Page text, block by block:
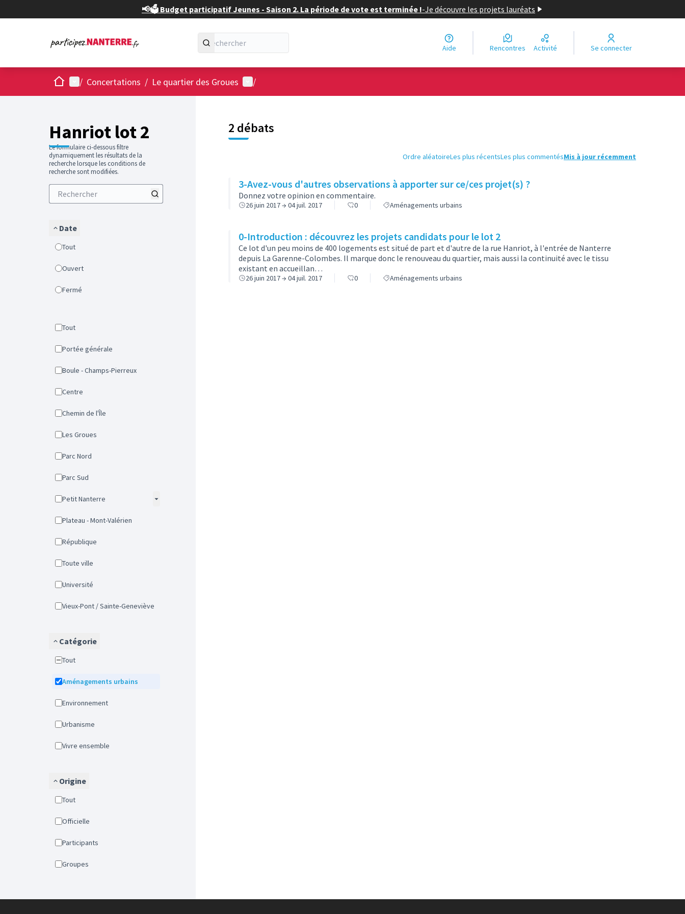
📢🗳️ Budget participatif Jeunes - Saison 2. La période de vote est terminée !-Je découvre les projets lauréats
Aide Rencontres Activité Se connecter
AccueilMenu principal
/ Concertations / Le quartier des Groues Menu utilisateur
/
Hanriot lot 2
Le formulaire ci-dessous filtre
dynamiquement les résultats de la
recherche lorsque les conditions de
recherche sont modifiées.
Date
Tout
Ouvert
Fermé
Tout
Portée générale
Boule - Champs-Pierreux
Centre
Chemin de l'Île
Les Groues
Parc Nord
Parc Sud
Petit Nanterre
Plateau - Mont-Valérien
République
Toute ville
Université
Vieux-Pont / Sainte-Geneviève
Catégorie
Tout
Aménagements urbains
Environnement
Urbanisme
Vivre ensemble
Origine
Tout
Officielle
Participants
Groupes
2 débats
Ordre aléatoireLes plus récentsLes plus commentésMis à jour récemment
3-Avez-vous d'autres observations à apporter sur ce/ces projet(s) ?
Donnez votre opinion en commentaire.
26 juin 2017 → 04 juil. 2017 0 Aménagements urbains
0-Introduction : découvrez les projets candidats pour le lot 2
Ce lot d'un peu moins de 400 logements est situé de part et d'autre de la rue Hanriot, à l'entrée de Nanterre
depuis La Garenne-Colombes. Il marque donc le renouveau du quartier, mais aussi la continuité avec le tissu
existant en accueillan…
26 juin 2017 → 04 juil. 2017 0 Aménagements urbains